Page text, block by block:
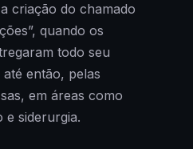
criação do chamado
quando os
todo seu
então, pelas
em áreas como
e siderurgia.